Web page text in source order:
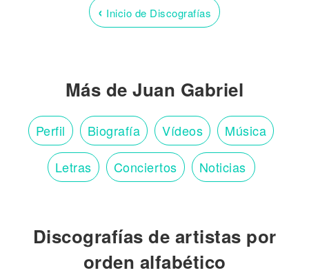
‹ Inicio de Discografías
Más de Juan Gabriel
Perfil Biografía Vídeos Música
Letras Conciertos Noticias
Discografías de artistas por
orden alfabético